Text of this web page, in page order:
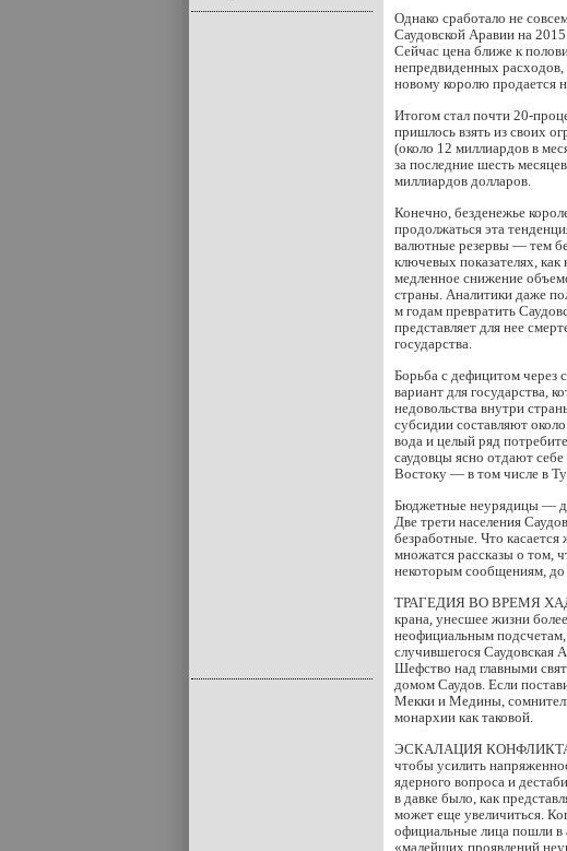
Однако сработало не
Саудовской Аравии на
Сейчас цена ближе к
непредвиденных расходов,
новому королю продается
Итогом стал почти 20-
пришлось взять из своих
(около 12 миллиардов в
за последние шесть
миллиардов долларов.
Конечно, безденежье
продолжаться эта
валютные резервы — тем
ключевых показателях,
медленное снижение
страны. Аналитики даже
м годам превратить
представляет для нее
государства.
Борьба с дефицитом через
вариант для государства,
недовольства внутри
субсидии составляют
вода и целый ряд
саудовцы ясно отдают
Востоку — в том числе в
Бюджетные неурядицы —
Две трети населения
безработные. Что
множатся рассказы о том,
некоторым сообщениям,
ТРАГЕДИЯ ВО ВРЕМЯ
крана, унесшее жизни
неофициальным
случившегося Саудовская
Шефство над главными
домом Саудов. Если
Мекки и Медины,
монархии как таковой.
ЭСКАЛАЦИЯ КОНФЛИКТА С
чтобы усилить
ядерного вопроса и
в давке было, как
может еще увеличиться.
официальные лица пошли в
«малейших проявлений